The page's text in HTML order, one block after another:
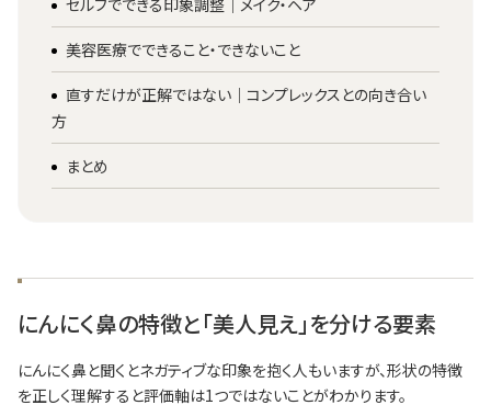
美容医療でできること・できないこと
直すだけが正解ではない｜コンプレックスとの向き合い
方
まとめ
にんにく鼻の特徴と「美人見え」を分ける要素
にんにく鼻と聞くとネガティブな印象を抱く人もいますが、形状の特徴
を正しく理解すると評価軸は1つではないことがわかります。